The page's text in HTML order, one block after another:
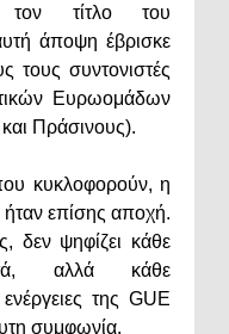
τίτλο του
άποψη έβρισκε
συντονιστές
Ευρωομάδων
Πράσινους).
κυκλοφορούν, η
ήταν επίσης αποχή.
δεν ψηφίζει κάθε
αλλά κάθε
της GUE
συμφωνία.